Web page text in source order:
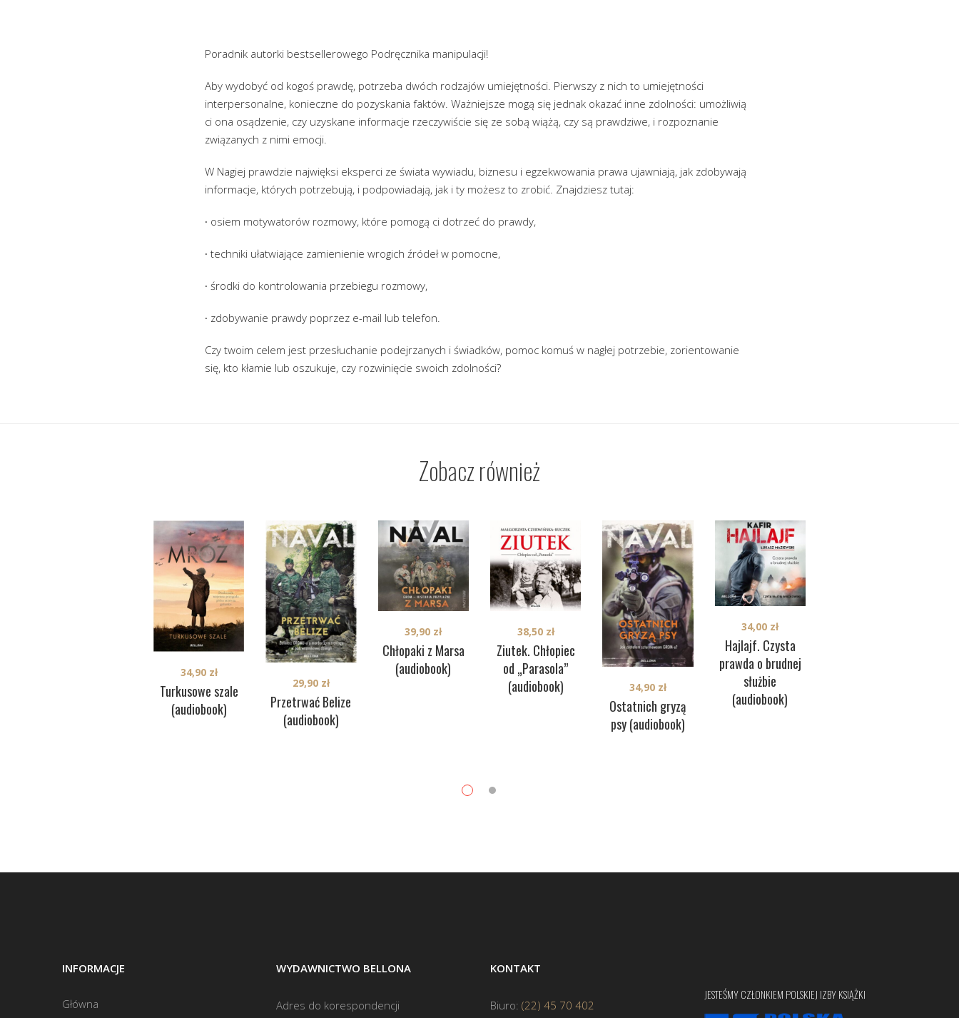
Poradnik autorki bestsellerowego Podręcznika manipulacji!
Aby wydobyć od kogoś prawdę, potrzeba dwóch rodzajów umiejętności. Pierwszy z nich to umiejętności
interpersonalne, konieczne do pozyskania faktów. Ważniejsze mogą się jednak okazać inne zdolności: umożliwią
ci ona osądzenie, czy uzyskane informacje rzeczywiście się ze sobą wiążą, czy są prawdziwe, i rozpoznanie
związanych z nimi emocji.
W Nagiej prawdzie najwięksi eksperci ze świata wywiadu, biznesu i egzekwowania prawa ujawniają, jak zdobywają
informacje, których potrzebują, i podpowiadają, jak i ty możesz to zrobić. Znajdziesz tutaj:
∙ osiem motywatorów rozmowy, które pomogą ci dotrzeć do prawdy,
∙ techniki ułatwiające zamienienie wrogich źródeł w pomocne,
∙ środki do kontrolowania przebiegu rozmowy,
∙ zdobywanie prawdy poprzez e-mail lub telefon.
Czy twoim celem jest przesłuchanie podejrzanych i świadków, pomoc komuś w nagłej potrzebie, zorientowanie
się, kto kłamie lub oszukuje, czy rozwinięcie swoich zdolności?
Zobacz również
Turkusowe szale
(audiobook)
34,90 zł
Przetrwać Belize
(audiobook)
29,90 zł
Chłopaki z Marsa
(audiobook)
39,90 zł
Ziutek. Chłopiec
od „Parasola”
(audiobook)
38,50 zł
Ostatnich gryzą
psy (audiobook)
34,90 zł
Hajlajf. Czysta
prawda o brudnej
służbie
(audiobook)
34,00 zł
INFORMACJE
Główna
WYDAWNICTWO BELLONA
Adres do korespondencji
KONTAKT
Biuro: (22) 45 70 402
JESTEŚMY CZŁONKIEM POLSKIEJ IZBY KSIĄŻKI